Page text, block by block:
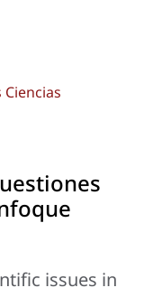
issues in